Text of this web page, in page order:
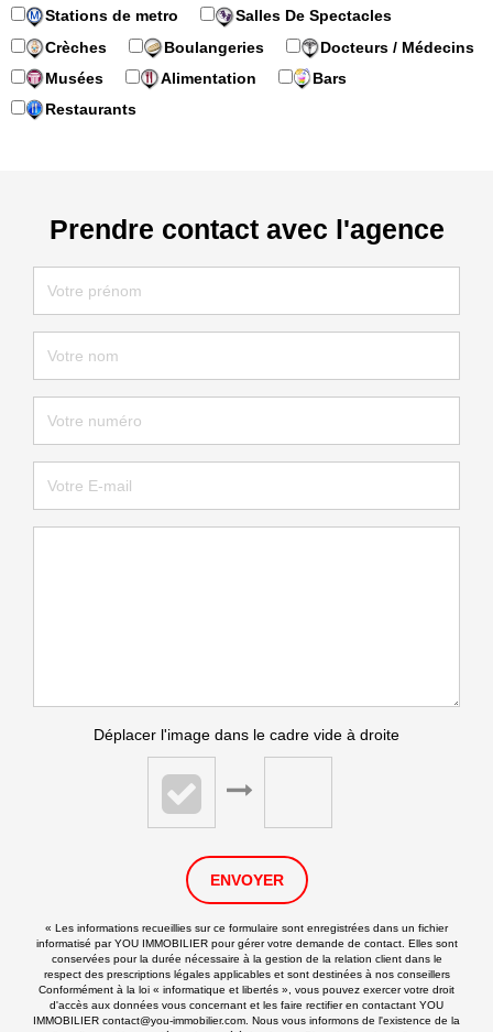
Stations de metro
Salles De Spectacles
Crèches
Boulangeries
Docteurs / Médecins
Musées
Alimentation
Bars
Restaurants
Prendre contact avec l'agence
Déplacer l'image dans le cadre vide à droite
ENVOYER
« Les informations recueillies sur ce formulaire sont enregistrées dans un fichier
informatisé par YOU IMMOBILIER pour gérer votre demande de contact. Elles sont
conservées pour la durée nécessaire à la gestion de la relation client dans le
respect des prescriptions légales applicables et sont destinées à nos conseillers
Conformément à la loi « informatique et libertés », vous pouvez exercer votre droit
d'accès aux données vous concernant et les faire rectifier en contactant YOU
IMMOBILIER contact@you-immobilier.com. Nous vous informons de l'existence de la